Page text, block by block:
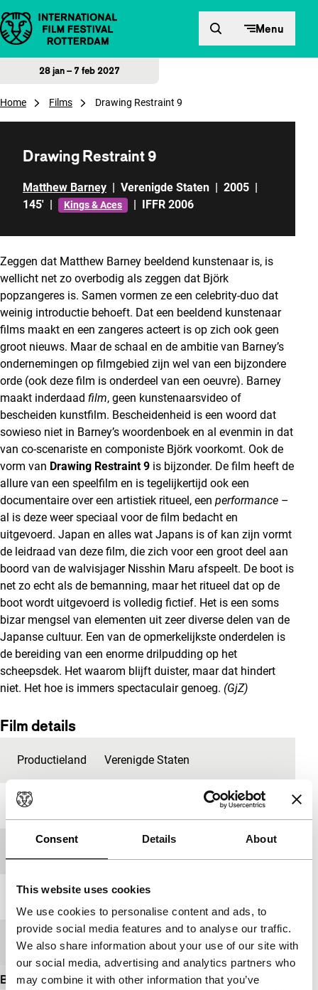
Consent Details About
This website uses cookies
We use cookies to personalise content and ads, to
provide social media features and to analyse our traffic.
We also share information about your use of our site with
our social media, advertising and analytics partners who
may combine it with other information that you’ve
Direct naar inhoud Menu
28 jan – 7 feb 2027
Home Films Drawing Restraint 9
Drawing Restraint 9
Matthew Barney | Verenigde Staten | 2005 |
145' | Kings & Aces | IFFR 2006
Zeggen dat Matthew Barney beeldend kunstenaar is, is
wellicht net zo overbodig als zeggen dat Björk
popzangeres is. Samen vormen ze een celebrity-duo dat
weinig introductie behoeft. Dat een beeldend kunstenaar
films maakt en een zangeres acteert is op zich ook geen
groot nieuws. Maar de schaal en de ambitie van Barney’s
ondernemingen op filmgebied zijn wel van een bijzondere
orde (ook deze film is onderdeel van een oeuvre). Barney
maakt inderdaad film, geen kunstenaarsvideo of
bescheiden kunstfilm. Bescheidenheid is een woord dat
sowieso niet in Barney’s woordenboek en al evenmin in dat
van co-scenariste en componiste Björk voorkomt. Ook de
vorm van Drawing Restraint 9 is bijzonder. De film heeft de
allure van een speelfilm en is tegelijkertijd ook een
documentaire over een artistiek ritueel, een performance –
al is deze weer speciaal voor de film bedacht en
uitgevoerd. Japan en alles wat Japans is of kan zijn vormt
de leidraad van deze film, die zich voor een groot deel aan
boord van de walvisjager Nisshin Maru afspeelt. De boot is
net zo echt als de bemanning, maar het ritueel dat op de
boot wordt uitgevoerd is volledig fictief. Het is een soms
bizar mengsel van elementen uit zeer diverse delen van de
Japanse cultuur. Een van de opmerkelijkste onderdelen is
de bereiding van een enorme drilpudding op het
scheepsdek. Het waarom blijft duister, maar dat hindert
niet. Het hoe is immers spectaculair genoeg. (GjZ)
Film details
Productieland Verenigde Staten
Jaar
Lengte 145'
Medium/Formaat35mm
Bekijk meer details